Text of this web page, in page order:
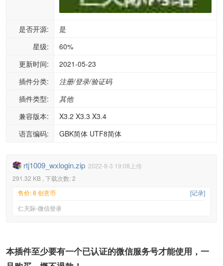
是否开源:
是
星级:
60%
更新时间:
2021-05-23
插件分类:
注册/登录/验证码
插件类型:
其他
兼容版本:
X3.2 X3.3 X3.4
语言编码:
GBK简体 UTF8简体
rtj1009_wxlogin.zip 2022-8-3 19:08上传
291.32 KB , 下载次数: 2
[记录]
售价: 8 创意币
仁天际-微信登录
本插件至少要有一个已认证的微信服务号才能使用，一